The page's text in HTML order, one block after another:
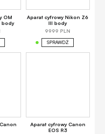
OM
body
Aparat cyfrowy Nikon Z6
III body
9999 PLN
SPRAWDŹ
Aparat cyfrowy Canon
EOS R3